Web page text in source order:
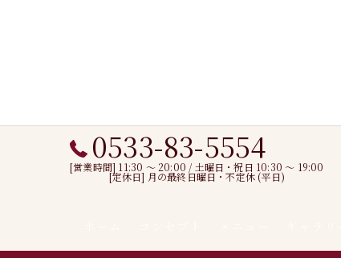
0533-83-5554
[営業時間] 11:30 〜 20:00 / 土曜日・祝日 10:30 ～ 19:00
[定休日] 月の最終日曜日・不定休 (平日)